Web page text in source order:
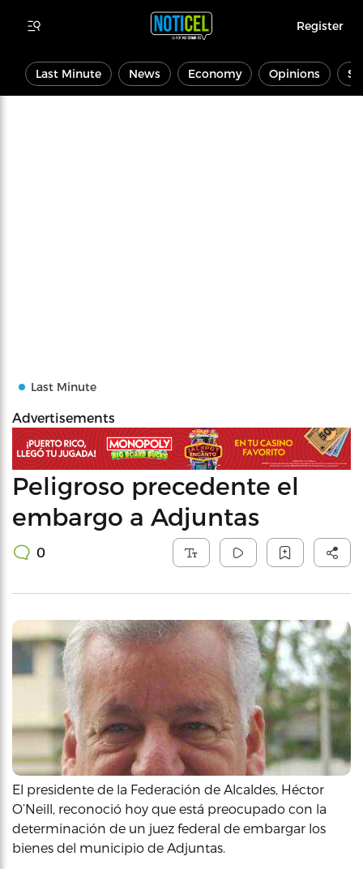
Register
Last Minute News Economy Opinions
Last Minute
Advertisements
Peligroso precedente el
embargo a Adjuntas
0
El presidente de la Federación de Alcaldes, Héctor
O’Neill, reconoció hoy que está preocupado con la
determinación de un juez federal de embargar los
bienes del municipio de Adjuntas.